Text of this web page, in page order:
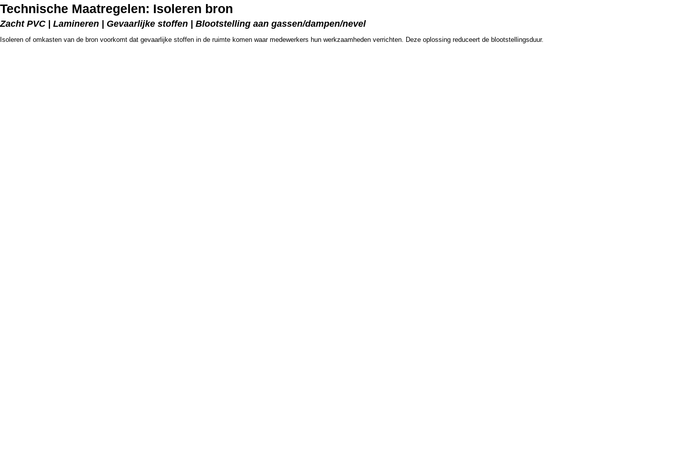
Technische Maatregelen: Isoleren bron
Zacht PVC | Lamineren | Gevaarlijke stoffen | Blootstelling aan gassen/dampen/nevel
Isoleren of omkasten van de bron voorkomt dat gevaarlijke stoffen in de ruimte komen waar medewerkers hun werkzaamheden verrichten. Deze oplossing reduceert de blootstellingsduur.